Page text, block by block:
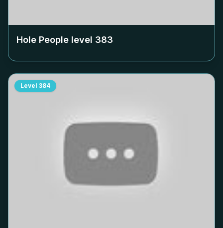
Hole People level 383
Level 384